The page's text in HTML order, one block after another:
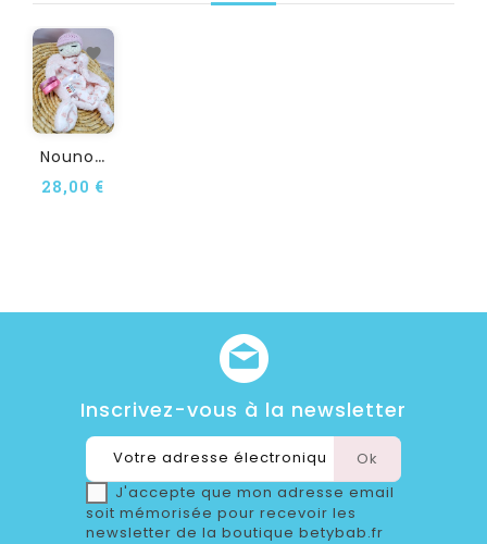
N
Ounours Doudou...
28,00 €
Inscrivez-vous à la newsletter
J'accepte que mon adresse email
soit mémorisée pour recevoir les
newsletter de la boutique betybab.fr